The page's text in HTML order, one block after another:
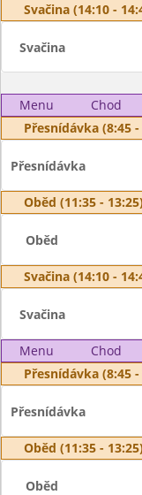
Svačina (14:10 -
Svačina
Menu Chod
Přesnídávka (8:45 -
Přesnídávka
Oběd (11:35 -
Oběd
Svačina (14:10 -
Svačina
Menu Chod
Přesnídávka (8:45 -
Přesnídávka
Oběd (11:35 -
Oběd